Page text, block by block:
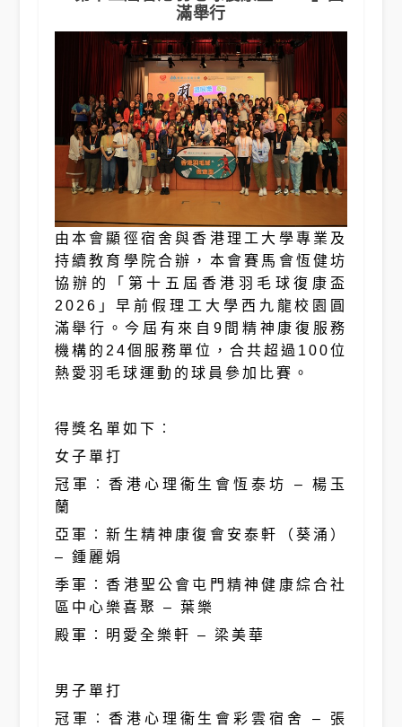
滿舉行
由本會顯徑宿舍與香港理工大學專業及
持續教育學院合辦，本會賽馬會恆健坊
協辦的「第十五屆香港羽毛球復康盃
2026」早前假理工大學西九龍校園圓
滿舉行。今屆有來自9間精神康復服務
機構的24個服務單位，合共超過100位
熱愛羽毛球運動的球員參加比賽。
得獎名單如下︰
女子單打
冠軍︰香港心理衞生會恆泰坊 – 楊玉
蘭
亞軍︰新生精神康復會安泰軒（葵涌）
– 鍾麗娟
季軍︰香港聖公會屯門精神健康綜合社
區中心樂喜聚 – 葉樂
殿軍︰明愛全樂軒 – 梁美華
男子單打
冠軍︰香港心理衞生會彩雲宿舍 – 張